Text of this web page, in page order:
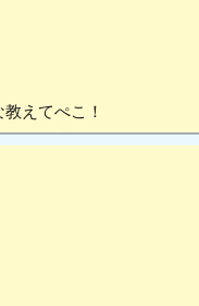
えてぺこ！